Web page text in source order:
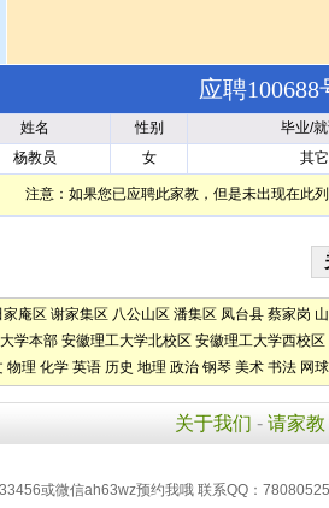
应聘
姓名 性别
毕业/
杨教员 女 其
注意：如果您已应聘此家教，但是未出现在此
家庵区 谢家集区 八公山区 潘集区 凤台县 蔡家岗
学本部 安徽理工大学北校区 安徽理工大学西校区
物理 化学 英语 历史 地理 政治 钢琴 美术 书法 网球
关于我们 - 请家教
或微信ah63wz预约我哦 联系QQ：